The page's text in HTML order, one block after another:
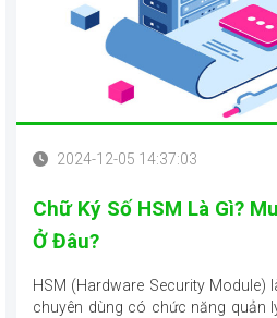
2024-12-05 14:37:03
Chữ Ký Số HSM Là Gì?
Ở Đâu?
HSM (Hardware Security Module)
chuyên dùng có chức năng quản